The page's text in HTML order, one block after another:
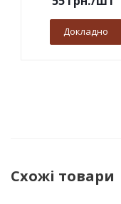
Докладно
Схожі товари